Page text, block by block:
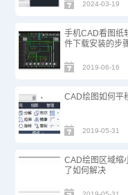
2024-03-19
手机CAD看图纸
件下载安装的步
2019-06-16
CAD绘图如何平
2019-05-31
CAD绘图区域缩
了如何解决